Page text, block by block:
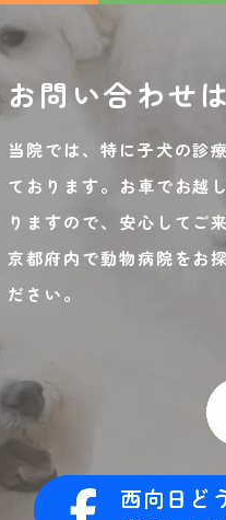
お問い合わせは
当院では、特に子犬の診
ております。お車でお越
りますので、安心してご
京都府内で動物病院をお
ださい。